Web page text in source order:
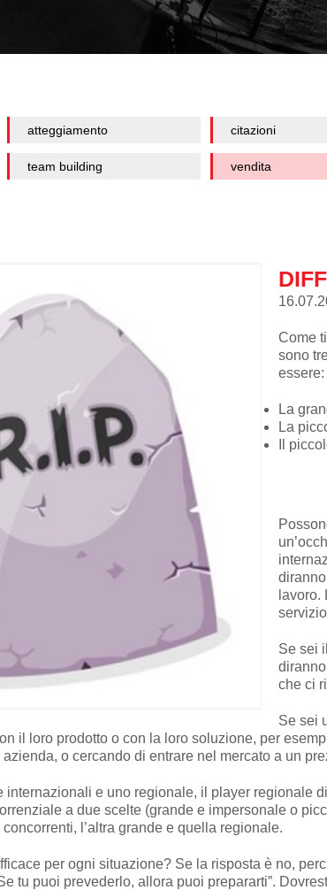
atteggiamento citazioni
team building vendita
Come
sono
essere:
La
La
Il
lavoro.
Se sei
che ci
Se sei
il loro prodotto o con la loro soluzione, per
o cercando di entrare nel mercato a un
internazionali e uno regionale, il player regionale
a due scelte (grande e impersonale o
l’altra grande e quella regionale.
per ogni situazione? Se la risposta è no,
tu puoi prevederlo, allora puoi prepararti”.